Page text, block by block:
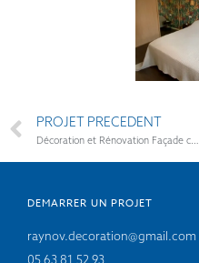
PROJET PRECEDENT
Décoration et Rénovation Façade château
DEMARRER UN PROJET
raynov.decoration@gmail.com
05 63 81 52 93